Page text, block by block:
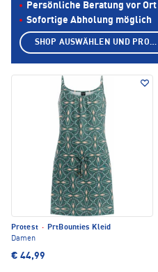
Protest · PrtBounties Kleid
Damen
€ 44,99
Persönliche Beratung vor Ort
Sofortige Abholung möglich
SHOP AUSWÄHLEN UND PRODUKTE ANZEIGEN